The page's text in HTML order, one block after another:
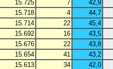
15.725 7
42,9
15.718 4
44,7
15.714 22
45,4
15.692 16
43,5
15.676 22
43,8
15.654 41
43,2
15.613 34
42,0